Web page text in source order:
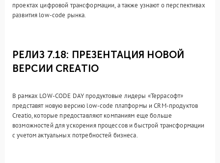
проектах цифровой трансформации, а также узнают о перспективах
развития low-code рынка.
РЕЛИЗ 7.18: ПРЕЗЕНТАЦИЯ НОВОЙ
ВЕРСИИ CREATIO
В рамках LOW-CODE DAY продуктовые лидеры «Террасофт»
представят новую версию low-code платформы и CRM-продуктов
Creatio, которые предоставляют компаниям еще больше
возможностей для ускорения процессов и быстрой трансформации
с учетом актуальных потребностей бизнеса.